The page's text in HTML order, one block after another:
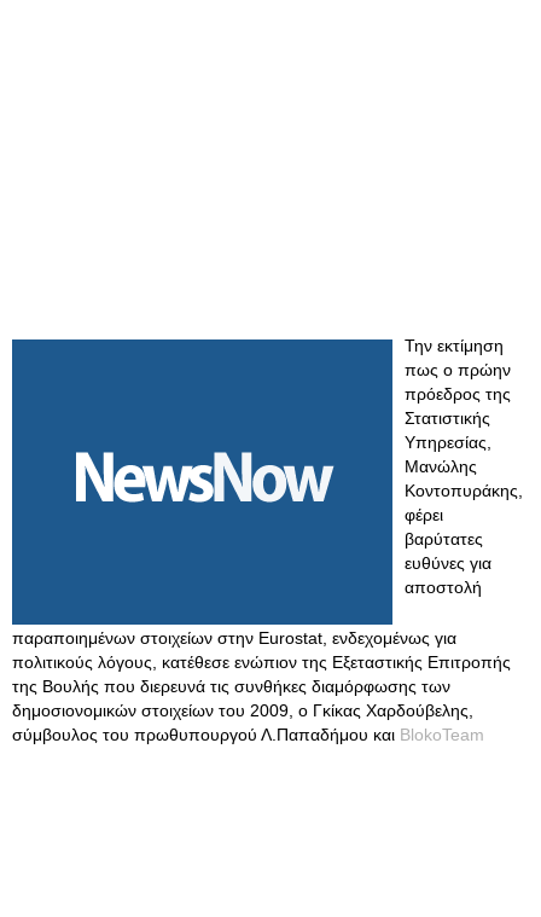
Την εκτίμηση
πως ο πρώην
πρόεδρος της
Στατιστικής
Υπηρεσίας,
Μανώλης
Κοντοπυράκης,
φέρει
βαρύτατες
ευθύνες για
αποστολή
παραποιημένων στοιχείων στην Eurostat, ενδεχομένως για
πολιτικούς λόγους, κατέθεσε ενώπιον της Εξεταστικής Επιτροπής
της Βουλής που διερευνά τις συνθήκες διαμόρφωσης των
δημοσιονομικών στοιχείων του 2009, ο Γκίκας Χαρδούβελης,
σύμβουλος του πρωθυπουργού Λ.Παπαδήμου και BlokoTeam